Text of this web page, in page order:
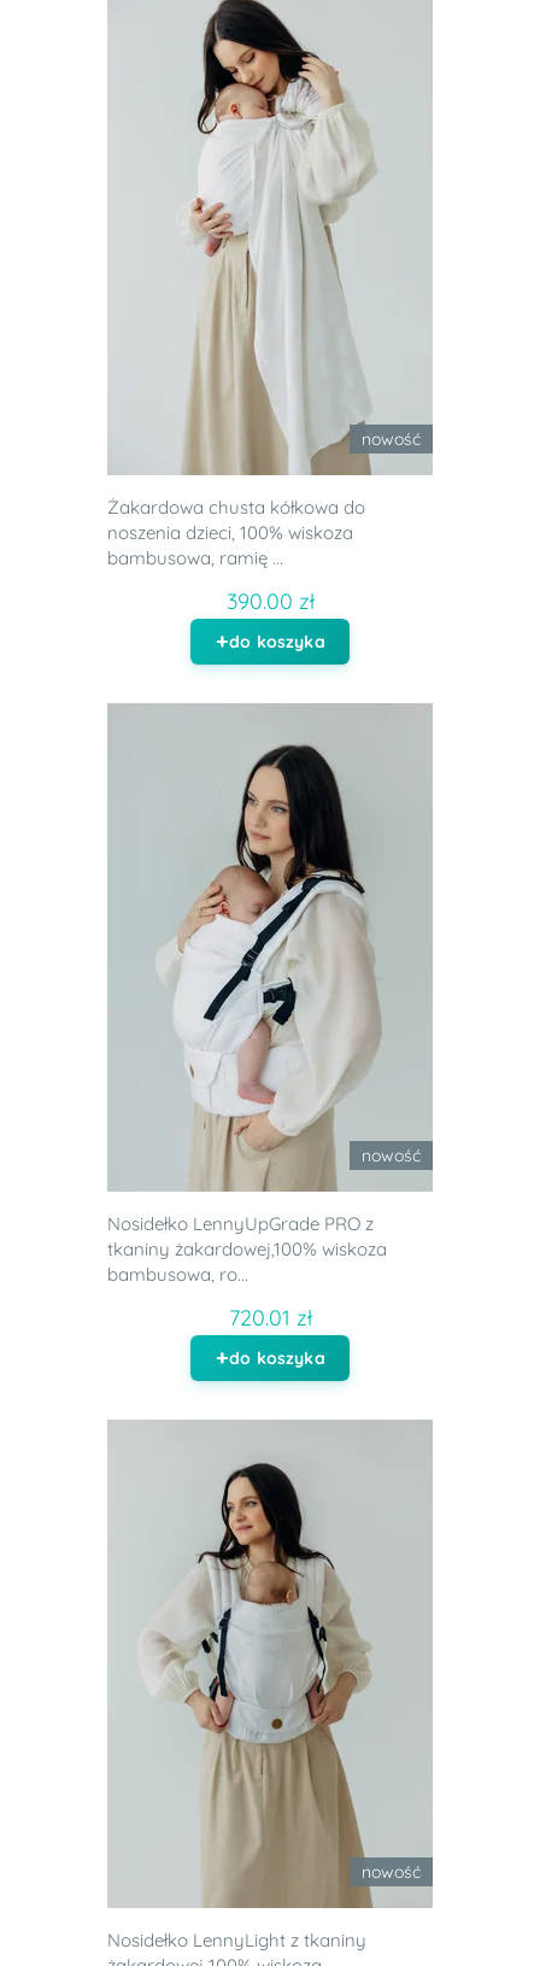
nowość
Żakardowa chusta kółkowa do
noszenia dzieci, 100% wiskoza
bambusowa, ramię ...
390.00 zł
do koszyka
nowość
Nosidełko LennyUpGrade PRO z
tkaniny żakardowej,100% wiskoza
bambusowa, ro...
720.01 zł
do koszyka
nowość
Nosidełko LennyLight z tkaniny